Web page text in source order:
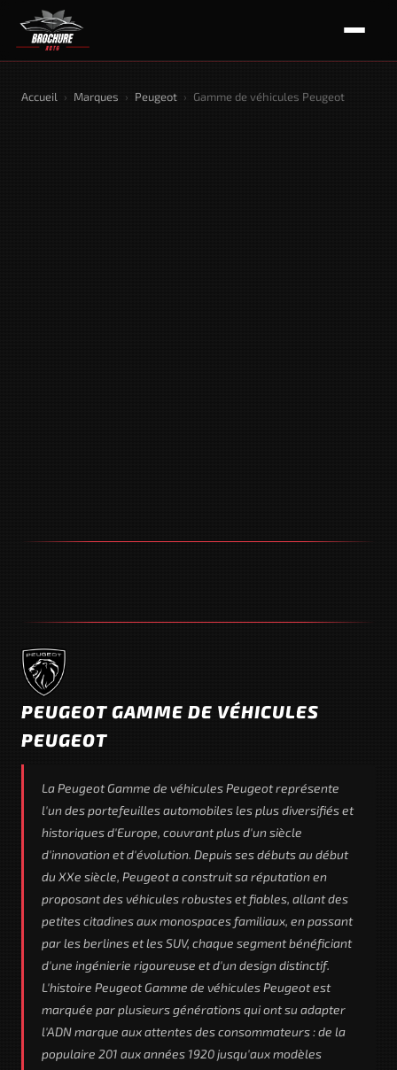
Accueil › Marques › Peugeot › Gamme de véhicules Peugeot
PEUGEOT GAMME DE VÉHICULES
PEUGEOT
La Peugeot Gamme de véhicules Peugeot représente
l'un des portefeuilles automobiles les plus diversifiés et
historiques d'Europe, couvrant plus d'un siècle
d'innovation et d'évolution. Depuis ses débuts au début
du XXe siècle, Peugeot a construit sa réputation en
proposant des véhicules robustes et fiables, allant des
petites citadines aux monospaces familiaux, en passant
par les berlines et les SUV, chaque segment bénéficiant
d'une ingénierie rigoureuse et d'un design distinctif.
L'histoire Peugeot Gamme de véhicules Peugeot est
marquée par plusieurs générations qui ont su adapter
l'ADN marque aux attentes des consommateurs : de la
populaire 201 aux années 1920 jusqu'aux modèles